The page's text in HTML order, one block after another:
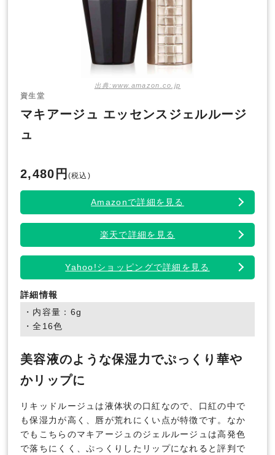
出典:www.amazon.co.jp
資生堂
マキアージュ エッセンスジェルルージ
ュ
2,480円 (税込)
Amazonで詳細を見る
楽天で詳細を見る
Yahoo!ショッピングで詳細を見る
詳細情報
・内容量：6g
・全16色
美容液のような保湿力でぷっくり華や
かリップに
リキッドルージュは液体状の口紅なので、口紅の中で
も保湿力が高く、唇が荒れにくい点が特徴です。なか
でもこちらのマキアージュのジェルルージュは高発色
で落ちにくく、ぷっくりしたリップになれると評判で